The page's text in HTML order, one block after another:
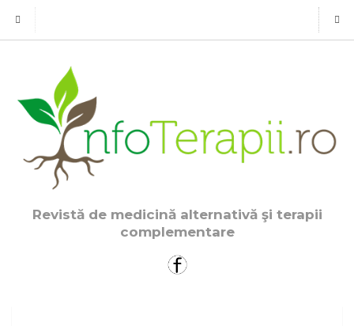
Revistă de medicină alternativă şi terapii
complementare